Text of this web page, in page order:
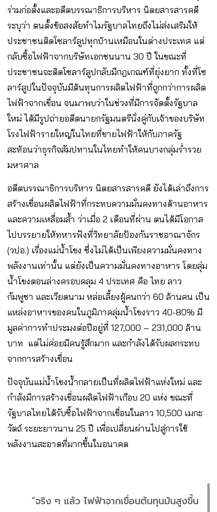
ร่วมก่อตั้งและอดีตบรรณาธิการบริหาร นิตยสารสารคดี
ระบุว่า ตนตั้งข้อสงสัยทำไมรัฐบาลไทยถึงไม่ส่งเสริมให้
ประชาชนติดโซลาร์ลูปทุกบ้านเหมือนในต่างประเทศ แต่
กลับซื้อไฟฟ้าจากบริษัทเอกชนนาน 30 ปี ในขณะที่
ประชาชนจะติดโซลาร์ลูปกลับมีกฎเกณฑ์ที่ยุ่งยาก ทั้งที่โซ
ลาร์ลูปในปัจจุบันมีต้นทุนการผลิตไฟฟ้าที่ถูกกว่าการผลิต
ไฟฟ้าจากเขื่อน จนมาพบว่าในช่วงที่มีการจัดตั้งรัฐบาล
ใหม่ ได้มีรูปถ่ายอดีตนายกรัฐมนตรีนั่งคู่กับเจ้าของบริษัท
โรงไฟฟ้ารายใหญ่ในไทยที่ขายไฟฟ้าให้กับภาครัฐ
สะท้อนว่าธุรกิจสัมปทานในไทยทำให้คนบางกลุ่มร่ำรวย
มหาศาล
อดีตบรรณาธิการบริหาร นิตยสารสารคดี ยังได้เล่าถึงการ
สร้างเขื่อนผลิตไฟฟ้าที่กระทบความมั่นคงทางด้านอาหาร
และความเหลื่อมล้ำ ว่าเมื่อ 2 เดือนที่ผ่าน ตนได้มีโอกาส
ไปบรรยายให้ทหารฟังที่วิทยาลัยป้องกันราชอาณาจักร
(วปอ.) เรื่องแม่น้ำโขง ซึ่งไม่ได้เป็นเพียงความมั่นคงทาง
พลังงานเท่านั้น แต่ยังเป็นความมั่นคงทางอาหาร โดยลุ่ม
น้ำโขงตอนล่างครอบคลุม 4 ประเทศ คือ ไทย ลาว
กัมพูชา และเวียดนาม หล่อเลี้ยงผู้คนกว่า 60 ล้านคน เป็น
แหล่งอาหารของคนในภูมิภาคลุ่มน้ำโขงราว 40-80% มี
มูลค่าการทำประมงต่อปีอยู่ที่ 127,000 – 231,000 ล้าน
บาท แต่ไม่ค่อยมีคนรู้สึกมาก และกำลังได้รับผลกระทบ
จากการสร้างเขื่อน
ปัจจุบันแม่น้ำโขงน้ำกลายเป็นที่ผลิตไฟฟ้าแห่งใหม่ และ
กำลังมีการสร้างเขื่อนผลิตไฟฟ้าเกือบ 20 แห่ง ขณะที่
รัฐบาลไทยได้รับซื้อไฟฟ้าจากเขื่อนในลาว 10,500 เมกะ
วัตถ์ ระยะยาวนาน 25 ปี เพื่อเปลี่ยนผ่านไปสู่การใช้
พลังงานสะอาดที่มากขึ้นในอนาคต
“จริง ๆ แล้ว ไฟฟ้าจากเขื่อนต้นทุนมันสูงขึ้น